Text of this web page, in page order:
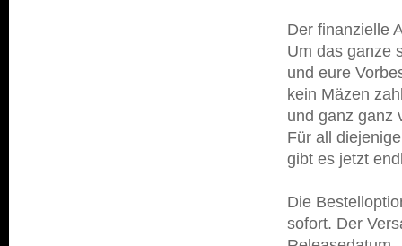
Der finanzielle
Um das ganze
und eure
kein Mäzen
und ganz ganz
Für all
gibt es jetzt
Die
sofort. Der